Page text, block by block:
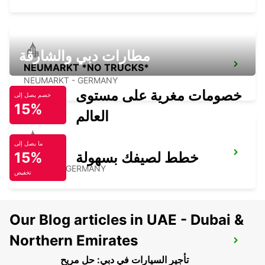
NEUMARKT *NO TRUCKS*
NEUMARKT - GERMANY
AMBERG
AMBERG - GERMANY
BAMBERG
BAMBERG - GERMANY
مطارات دبي والشارقة
خصم يصل إلى
15%
خصومات مغرية على مستوى
العالم
ما يصل إلى
15%
تخفيض
خطط لصيفك بسهولة
Our Blog articles in UAE - Dubai &
Northern Emirates
تأجير السيارات في دبي: حل مريح